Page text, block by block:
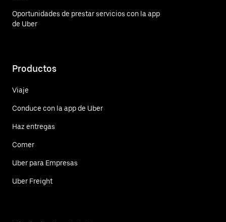
Oportunidades de prestar servicios con la app
de Uber
Productos
Viaje
Conduce con la app de Uber
Haz entregas
Comer
Uber para Empresas
Uber Freight